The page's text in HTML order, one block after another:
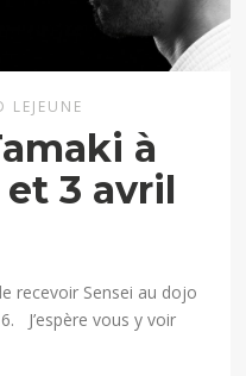
LEJEUNE
à
et 3 avril
recevoir Sensei au dojo
J’espère vous y voir